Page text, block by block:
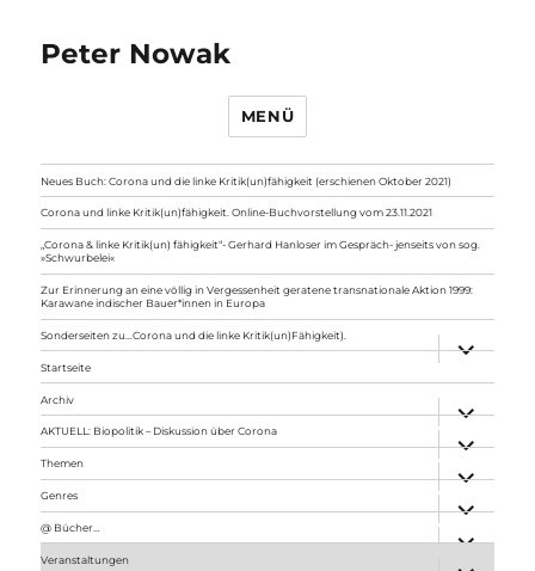
Peter Nowak
MENÜ
Neues Buch: Corona und die linke Kritik(un)fähigkeit (erschienen Oktober 2021)
Corona und linke Kritik(un)fähigkeit. Online-Buchvorstellung vom 23.11.2021
„Corona & linke Kritik(un) fähigkeit“- Gerhard Hanloser im Gespräch- jenseits von sog.
»Schwurbelei«
Zur Erinnerung an eine völlig in Vergessenheit geratene transnationale Aktion 1999:
Karawane indischer Bauer*innen in Europa
Sonderseiten zu…Corona und die linke Kritik(un)Fähigkeit).
anzeigen
Startseite
Archiv
anzeigen
AKTUELL: Biopolitik – Diskussion über Corona
anzeigen
Themen
anzeigen
Genres
anzeigen
@ Bücher…
Veranstaltungen